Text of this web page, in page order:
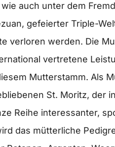
auch unter dem
gefeierter Triple-
verloren werden. Die
vertretene
Mutterstamm. Als
St. Moritz, der
Reihe interessanter,
das mütterliche